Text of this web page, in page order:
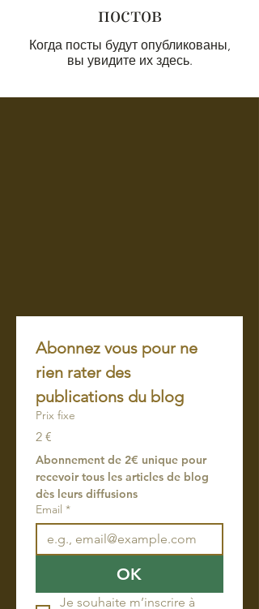
постов
Когда посты будут опубликованы,
вы увидите их здесь.
Abonnez vous pour ne
rien rater des
publications du blog
Prix fixe
2 €
Abonnement de 2€ unique pour
recevoir tous les articles de blog
dès leurs diffusions
Email *
OK
Je souhaite m’inscrire à